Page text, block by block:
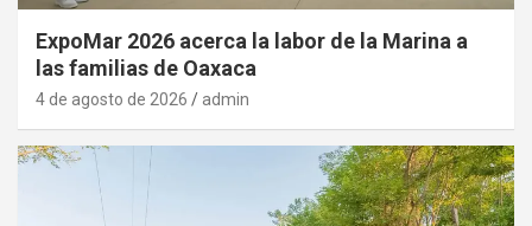
ExpoMar 2026 acerca la labor de la Marina a
las familias de Oaxaca
4 de agosto de 2026 admin